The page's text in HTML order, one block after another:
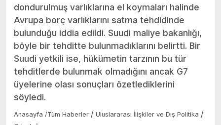
dondurulmuş varlıklarına el koymaları halinde
Avrupa borç varlıklarını satma tehdidinde
bulunduğu iddia edildi. Suudi maliye bakanlığı,
böyle bir tehditte bulunmadıklarını belirtti. Bir
Suudi yetkili ise, hükümetin tarzının bu tür
tehditlerde bulunmak olmadığını ancak G7
üyelerine olası sonuçları özetlediklerini
söyledi.
Anasayfa /Tüm Haberler / Uluslararası İlişkiler ve Dış Politika /